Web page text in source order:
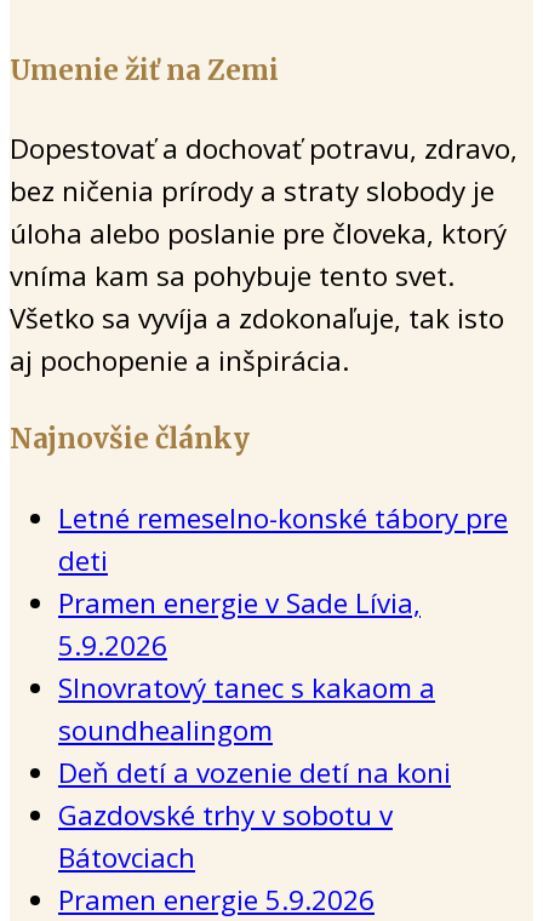
Umenie žiť na Zemi
Dopestovať a dochovať potravu, zdravo,
bez ničenia prírody a straty slobody je
úloha alebo poslanie pre človeka, ktorý
vníma kam sa pohybuje tento svet.
Všetko sa vyvíja a zdokonaľuje, tak isto
aj pochopenie a inšpirácia.
Najnovšie články
Letné remeselno-konské tábory pre
deti
Pramen energie v Sade Lívia,
5.9.2026
Slnovratový tanec s kakaom a
soundhealingom
Deň detí a vozenie detí na koni
Gazdovské trhy v sobotu v
Bátovciach
Pramen energie 5.9.2026